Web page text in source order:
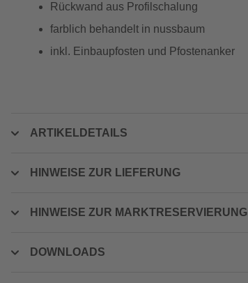
Rückwand aus Profilschalung
farblich behandelt in nussbaum
inkl. Einbaupfosten und Pfostenanker
ARTIKELDETAILS
HINWEISE ZUR LIEFERUNG
HINWEISE ZUR MARKTRESERVIERUNG
DOWNLOADS